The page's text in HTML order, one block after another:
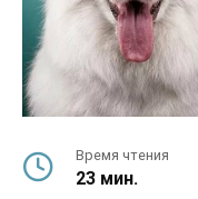
Время чтения
23 мин.